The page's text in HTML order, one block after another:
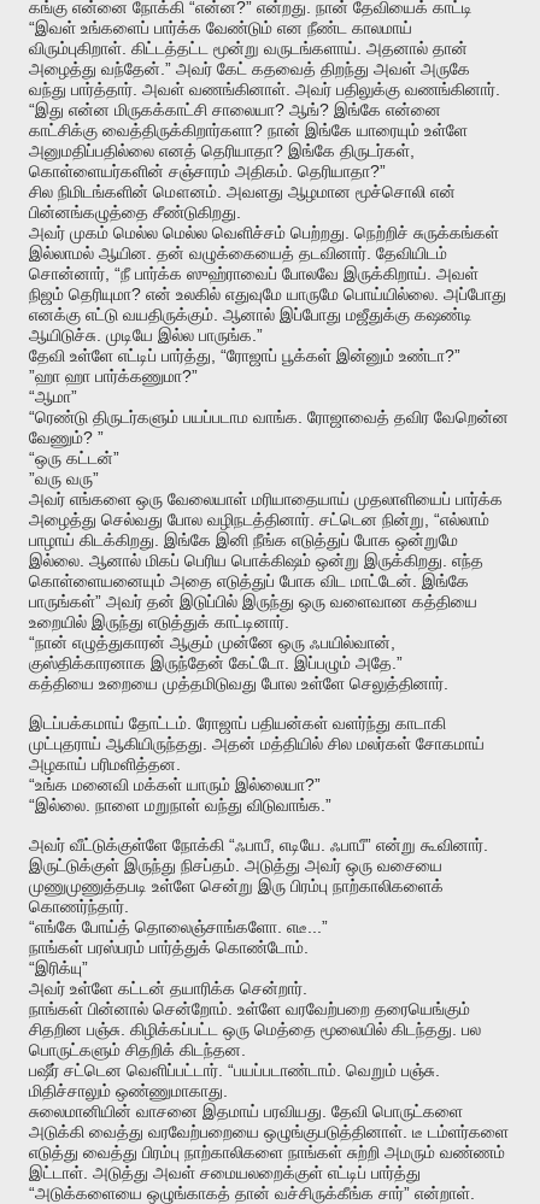
கங்கு என்னை நோக்கி “என்ன?” என்றது நான் தேவியைக் காட்டி
“இவள் உங்களைப் பார்க்க வேண்டும் என நீண்ட
காலமாய்
விரும்புகிறாள் கிட்டத்தட்ட மூன்று வருடங்களாய் அதனால் தான்
அழைத்து வந்தேன் .” அவர் கேட் கதவைத் திறந்து அவள் அருகே
வந்து பார்த்தார் அவள் வணங்கினாள் அவர் பதிலுக்கு வணங்கினார்
“இது என்ன மிருகக்காட்சி சாலையா? ஆங்? இங்கே என்னை
காட்சிக்கு வைத்திருக்கிறார்களா? நான் இங்கே யாரையும் உள்ளே
அனுமதிப்பதில்லை எனத் தெரியாதா? இங்கே திருடர்கள்
கொள்ளையர்களின் சஞ்சாரம் அதிகம் தெரியாதா?”
சில நிமிடங்களின் மௌனம் அவளது ஆழமான மூச்சொலி என்
பின்னங்கழுத்தை சீண்டுகிறது
அவர் முகம் மெல்ல மெல்ல வெளிச்சம் பெற்றது நெற்றிச் சுருக்கங்கள்
இல்லாமல் ஆயின தன் வழுக்கையைத் தடவினார் தேவியிடம்
சொன்னார் , “நீ பார்க்க ஸுஹ்ராவைப் போலவே இருக்கிறாய் அவள்
நிஜம் தெரியுமா? என் உலகில் எதுவுமே யாருமே பொய்யில்லை அப்போது
எனக்கு எட்டு வயதிருக்கும் ஆனால் இப்போது மஜீதுக்கு கஷண்டி
ஆயிடுச்சு முடியே இல்ல பாருங்க .”
தேவி உள்ளே எட்டிப் பார்த்து , “ரோஜாப் பூக்கள் இன்னும் உண்டா?”
”ஹா ஹா பார்க்கணுமா?”
“ஆமா”
“ரெண்டு திருடர்களும் பயப்படாம வாங்க ரோஜாவைத் தவிர வேறென்ன
வேணும்? ”
“ஒரு கட்டன்”
”வரு வரு”
அவர் எங்களை ஒரு வேலையாள் மரியாதையாய் முதலாளியைப் பார்க்க
அழைத்து செல்வது போல வழிநடத்தினார் சட்டென நின்று , “எல்லாம்
பாழாய் கிடக்கிறது இங்கே இனி நீங்க எடுத்துப் போக ஒன்றுமே
இல்லை ஆனால் மிகப் பெரிய பொக்கிஷம் ஒன்று இருக்கிறது எந்த
கொள்ளையனையும் அதை எடுத்துப் போக விட மாட்டேன் இங்கே
பாருங்கள்” அவர் தன் இடுப்பில் இருந்து ஒரு வளைவான கத்தியை
உறையில் இருந்து எடுத்துக் காட்டினார்
“நான் எழுத்துகாரன் ஆகும் முன்னே ஒரு ஃபயில்வான்
குஸ்திக்காரனாக இருந்தேன் கேட்டோ இப்பழும் அதே .”
கத்தியை உறையை முத்தமிடுவது போல உள்ளே செலுத்தினார்
இடப்பக்கமாய் தோட்டம் ரோஜாப் பதியன்கள் வளர்ந்து காடாகி
முட்புதராய் ஆகியிருந்தது அதன் மத்தியில் சில மலர்கள் சோகமாய்
அழகாய் பரிமளித்தன
“உங்க மனைவி மக்கள் யாரும் இல்லையா?”
“இல்லை நாளை மறுநாள் வந்து விடுவாங்க .”
அவர் வீட்டுக்குள்ளே நோக்கி “ஃபாபீ, எடியே ஃபாபீ” என்று கூவினார்
இருட்டுக்குள் இருந்து நிசப்தம் அடுத்து அவர் ஒரு வசையை
முணுமுணுத்தபடி உள்ளே சென்று இரு பிரம்பு நாற்காலிகளைக்
கொணர்ந்தார்
“எங்கே போய்த் தொலைஞ்சாங்களோ எடீ ...”
நாங்கள் பரஸ்பரம் பார்த்துக் கொண்டோம்
“இரிக்யு”
அவர் உள்ளே கட்டன் தயாரிக்க சென்றார்
நாங்கள் பின்னால் சென்றோம் உள்ளே வரவேற்பறை தரையெங்கும்
சிதறின பஞ்சு கிழிக்கப்பட்ட ஒரு மெத்தை மூலையில் கிடந்தது பல
பொருட்களும் சிதறிக் கிடந்தன
பஷீர் சட்டென வெளிப்பட்டார் . “பயப்படாண்டாம் வெறும் பஞ்சு
மிதிச்சாலும் ஒண்ணுமாகாது
சுலைமானியின் வாசனை இதமாய் பரவியது தேவி பொருட்களை
அடுக்கி வைத்து வரவேற்பறையை ஒழுங்குபடுத்தினாள் டீ டம்ளர்களை
எடுத்து வைத்து பிரம்பு நாற்காலிகளை நாங்கள் சுற்றி அமரும் வண்ணம்
இட்டாள் அடுத்து அவள் சமையலறைக்குள் எட்டிப் பார்த்து
“அடுக்களையை ஒழுங்காகத் தான் வச்சிருக்கீங்க சார்” என்றாள்